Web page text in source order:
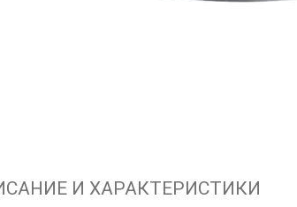
И ХАРАКТЕРИСТИКИ